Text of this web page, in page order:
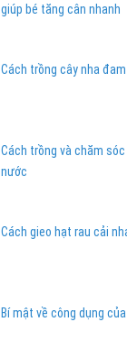
giúp bé tăng cân nhanh
Cách trồng cây nha
Cách trồng và chăm
nước
Cách gieo hạt rau cải
Bí mật về công dụng